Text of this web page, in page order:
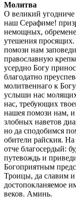
Молитва
О великий
наш Серафиме!
немощных,
утешения
помози нам
православную
усердно Богу
благодатно
молитвеннаго к
услыши нас
нас, требующих
нашея помози нам,
злобных наветов
но да сподобимся
обители райския.
отче благосердый:
путевождь и
Богоприятным
Троицы, да славим
достопокланяемое
веков. Аминь.